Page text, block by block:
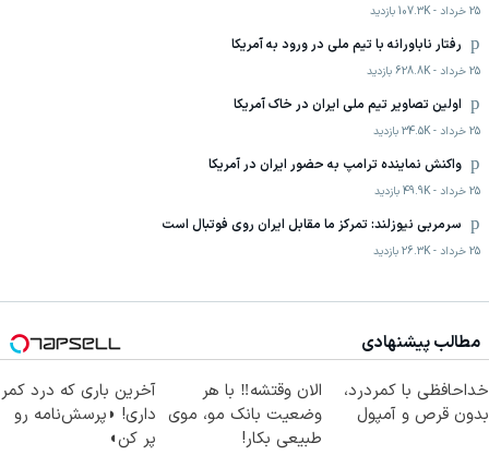
25 خرداد -
107.3K بازدید
رفتار ناباورانه با تیم ملی در ورود به آمریکا
25 خرداد -
628.8K بازدید
اولین تصاویر تیم ملی ایران در خاک آمریکا
25 خرداد -
34.5K بازدید
واکنش نماینده ترامپ به حضور ایران در آمریکا
25 خرداد -
49.9K بازدید
سرمربی نیوزلند: تمرکز ما مقابل ایران روی فوتبال است
25 خرداد -
26.3K بازدید
مطالب پیشنهادی
خداحافظی با کمردرد،
بدون قرص و آمپول
الان وقتشه‼️ با هر
وضعیت بانک مو، موی
طبیعی بکار!
آخرین باری که درد کمر
داری! ◗پرسش‌نامه رو
پر کن◖